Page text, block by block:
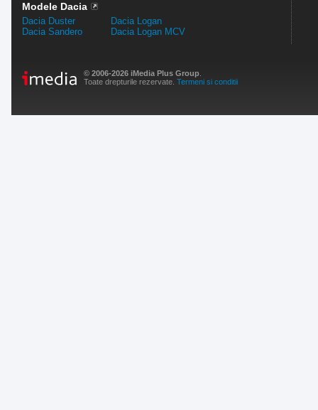
Modele Dacia
Dacia Duster
Dacia Sandero
Dacia Logan
Dacia Logan MCV
© 2006-2026 iMedia Plus Group
Toate drepturile rezervate. Termeni si conditii